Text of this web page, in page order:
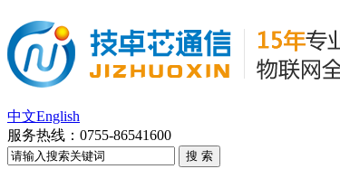
中文English
服务热线： 0755-86541600